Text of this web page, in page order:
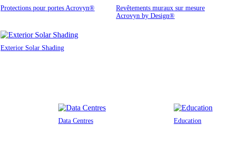
Protections pour portes Acrovyn®
Revêtements muraux sur mesure
Acrovyn by Design®
Exterior Solar Shading
Data Centres Education